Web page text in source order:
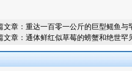
文章： 重达一百零一公斤的巨型鳐鱼与
文章： 通体鲜红似草莓的螃蟹和绝世罕